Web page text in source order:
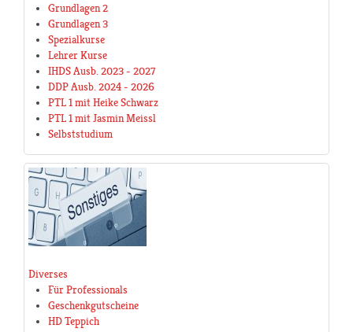
Grundlagen 2
Grundlagen 3
Spezialkurse
Lehrer Kurse
IHDS Ausb. 2023 - 2027
DDP Ausb. 2024 - 2026
PTL 1 mit Heike Schwarz
PTL 1 mit Jasmin Meissl
Selbststudium
Diverses
Für Professionals
Geschenkgutscheine
HD Teppich